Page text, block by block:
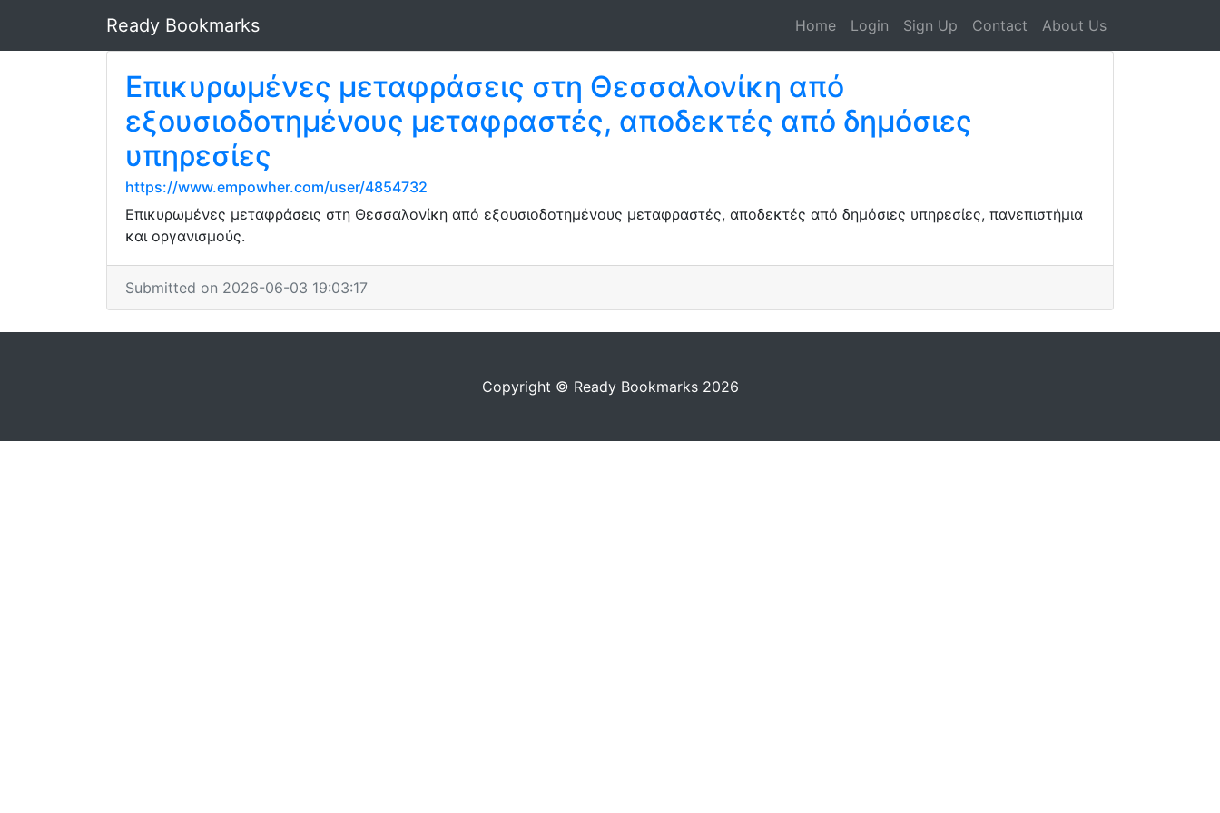
Ready Bookmarks Home Login Sign Up Contact About Us
Επικυρωμένες μεταφράσεις στη Θεσσαλονίκη από
εξουσιοδοτημένους μεταφραστές, αποδεκτές από δημόσιες
υπηρεσίες
https://www.empowher.com/user/4854732
Επικυρωμένες μεταφράσεις στη Θεσσαλονίκη από εξουσιοδοτημένους μεταφραστές, αποδεκτές από δημόσιες υπηρεσίες, πανεπιστήμια
και οργανισμούς.
Submitted on 2026-06-03 19:03:17
Copyright © Ready Bookmarks 2026